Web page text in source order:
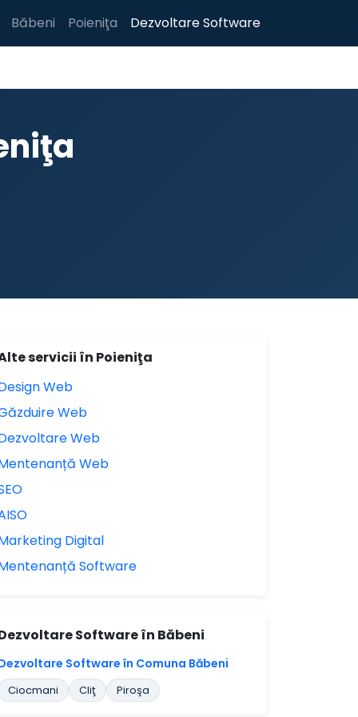
Băbeni Poieniţa Dezvoltare Software
servicii în Poieniţa
Web
Web
Web
Web
Digital
Software
Software în Băbeni
Software în Comuna Băbeni
Ciocmani Cliţ Piroşa